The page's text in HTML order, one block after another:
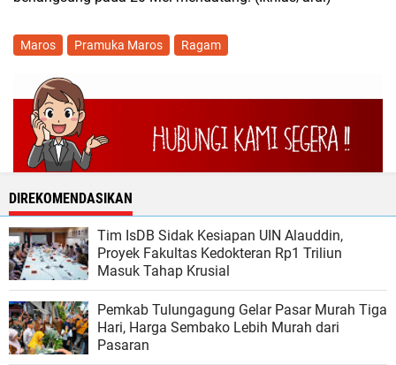
Maros Pramuka Maros Ragam
DIREKOMENDASIKAN
Tim IsDB Sidak Kesiapan UIN Alauddin,
Proyek Fakultas Kedokteran Rp1 Triliun
Masuk Tahap Krusial
Pemkab Tulungagung Gelar Pasar Murah Tiga
Hari, Harga Sembako Lebih Murah dari
Pasaran